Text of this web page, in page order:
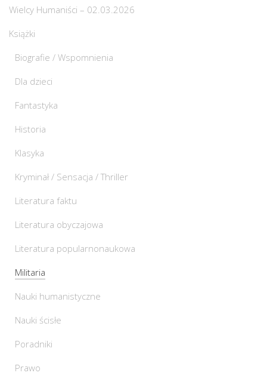
Wielcy Humaniści – 02.03.2026
Książki
Biografie / Wspomnienia
Dla dzieci
Fantastyka
Historia
Klasyka
Kryminał / Sensacja / Thriller
Literatura faktu
Literatura obyczajowa
Literatura popularnonaukowa
Militaria
Nauki humanistyczne
Nauki ścisłe
Poradniki
Prawo